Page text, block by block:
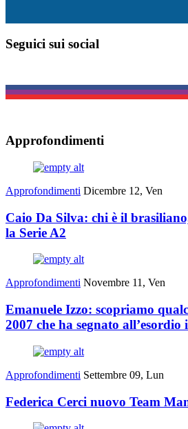
Seguici sui social
Approfondimenti
Approfondimenti Dicembre 12, Ven
Caio Da Silva: chi è il
la Serie A2
Approfondimenti Novembre 11, Ven
Emanuele Izzo: scopriamo
2007 che ha segnato all’esordio
Approfondimenti Settembre 09, Lun
Federica Cerci nuovo Team